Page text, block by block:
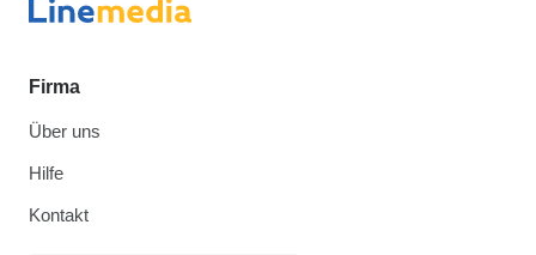
Firma
Über uns
Hilfe
Kontakt